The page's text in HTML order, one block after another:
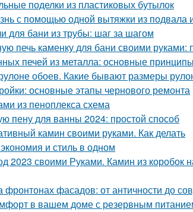
поделки из пластиковых бутылок
с помощью одной вытяжки из подвала
для бани из трубы: шаг за шагом
печь каменку для бани своими
печей из металла: основные
обоев. Какие бывают размеры
основные этапы чернового ремонта
из пеноплекса схема
пену для ванны 2024: простой способ
камин своими руками. Как делать
и стиль в одном
2023 своими Руками. Камин из коробок
фронтонах фасадов: от античности до
в вашем доме с резервным